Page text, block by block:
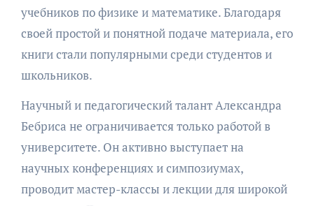
учебников по физике и математике. Благодаря
своей простой и понятной подаче материала, его
книги стали популярными среди студентов и
школьников.
Научный и педагогический талант Александра
Бебриса не ограничивается только работой в
университете. Он активно выступает на
научных конференциях и симпозиумах,
проводит мастер-классы и лекции для широкой